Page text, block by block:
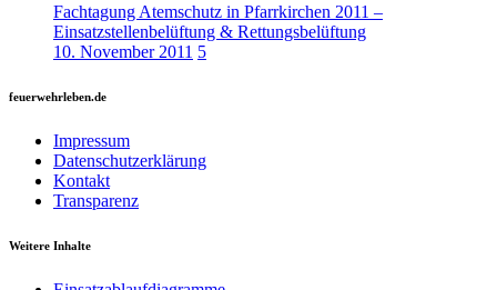
Fachtagung Atemschutz in Pfarrkirchen 2011 –
Einsatzstellenbelüftung & Rettungsbelüftung
10. November 2011 5
feuerwehrleben.de
Impressum
Datenschutzerklärung
Kontakt
Transparenz
Weitere Inhalte